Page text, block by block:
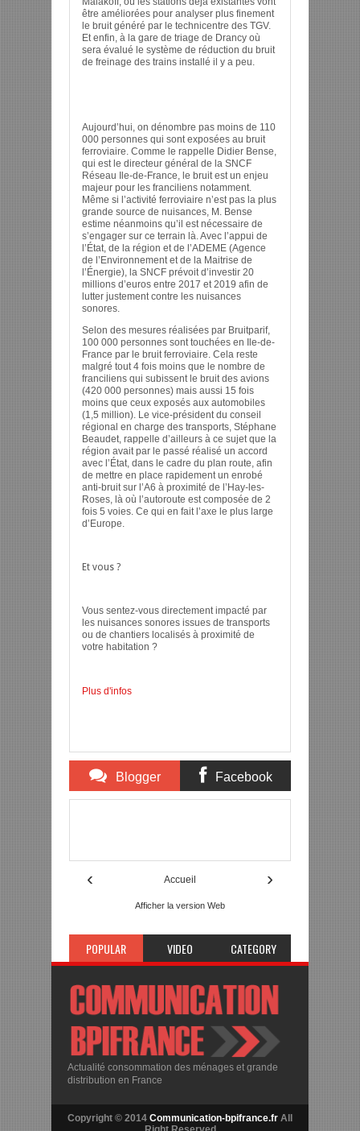
être améliorées pour analyser plus finement
le bruit généré par le technicentre des TGV.
Et enfin, à la gare de triage de Drancy où
sera évalué le système de réduction du bruit
de freinage des trains installé il y a peu.
Aujourd’hui, on dénombre pas moins de 110
000 personnes qui sont exposées au bruit
ferroviaire. Comme le rappelle Didier Bense,
qui est le directeur général de la SNCF
Réseau Ile-de-France, le bruit est un enjeu
majeur pour les franciliens notamment.
Même si l’activité ferroviaire n’est pas la plus
grande source de nuisances, M. Bense
estime néanmoins qu’il est nécessaire de
s’engager sur ce terrain là. Avec l’appui de
l’État, de la région et de l’ADEME (Agence
de l’Environnement et de la Maitrise de
l’Énergie), la SNCF prévoit d’investir 20
millions d’euros entre 2017 et 2019 afin de
lutter justement contre les nuisances
sonores.
Selon des mesures réalisées par Bruitparif,
100 000 personnes sont touchées en Ile-de-
France par le bruit ferroviaire. Cela reste
malgré tout 4 fois moins que le nombre de
franciliens qui subissent le bruit des avions
(420 000 personnes) mais aussi 15 fois
moins que ceux exposés aux automobiles
(1,5 million). Le vice-président du conseil
régional en charge des transports, Stéphane
Beaudet, rappelle d’ailleurs à ce sujet que la
région avait par le passé réalisé un accord
avec l’État, dans le cadre du plan route, afin
de mettre en place rapidement un enrobé
anti-bruit sur l’A6 à proximité de l’Hay-les-
Roses, là où l’autoroute est composée de 2
fois 5 voies. Ce qui en fait l’axe le plus large
d’Europe.
Et vous ?
Vous sentez-vous directement impacté par
les nuisances sonores issues de transports
ou de chantiers localisés à proximité de
votre habitation ?
Plus d'infos
Blogger Facebook
‹ ›
Accueil
Afficher la version Web
POPULAR VIDEO CATEGORY
Actualité consommation des ménages et grande
distribution en France
Copyright © 2014 Communication-bpifrance.fr All